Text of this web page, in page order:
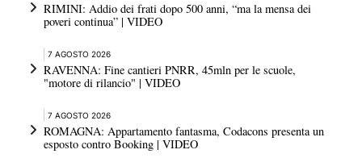
RIMINI: Addio dei frati dopo 500 anni, “ma la mensa dei
poveri continua” | VIDEO
7 AGOSTO 2026
RAVENNA: Fine cantieri PNRR, 45mln per le scuole,
"motore di rilancio" | VIDEO
7 AGOSTO 2026
ROMAGNA: Appartamento fantasma, Codacons presenta un
esposto contro Booking | VIDEO